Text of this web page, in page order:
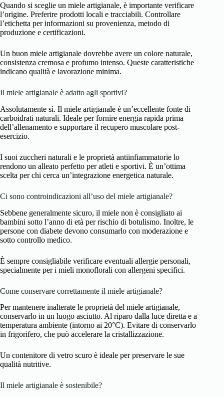
Quando si sceglie un miele artigianale, è importante verificare
l’origine. Preferire prodotti locali e tracciabili. Controllare
l’etichetta per informazioni su provenienza, metodo di
produzione e certificazioni.
Un buon miele artigianale dovrebbe avere un colore naturale,
consistenza cremosa e profumo intenso. Queste caratteristiche
indicano qualità e lavorazione minima.
Il miele artigianale è adatto agli sportivi?
Assolutamente sì. Il miele artigianale è un’eccellente fonte di
carboidrati naturali. Ideale per fornire energia rapida prima
dell’allenamento e supportare il recupero muscolare post-
esercizio.
I suoi zuccheri naturali e le proprietà antiinfiammatorie lo
rendono un alleato perfetto per atleti e sportivi. È un’ottima
scelta per chi cerca un’integrazione energetica naturale.
Ci sono controindicazioni all’uso del miele artigianale?
Sebbene generalmente sicuro, il miele non è consigliato ai
bambini sotto l’anno di età per rischio di botulismo. Inoltre, le
persone con diabete devono consumarlo con moderazione e
sotto controllo medico.
È sempre consigliabile verificare eventuali allergie personali,
specialmente per i mieli monoflorali con allergeni specifici.
Come conservare correttamente il miele artigianale?
Per mantenere inalterate le proprietà del miele artigianale,
conservarlo in un luogo asciutto. Al riparo dalla luce diretta e a
temperatura ambiente (intorno ai 20°C). Evitare di conservarlo
in frigorifero, che può accelerare la cristallizzazione.
Un contenitore di vetro scuro è ideale per preservare le sue
qualità nutritive.
Il miele artigianale è sostenibile?